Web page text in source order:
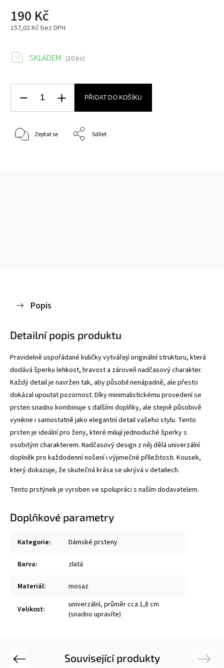
190 Kč
157,02 Kč bez DPH
SKLADEM (10 ks)
PŘIDAT DO KOŠÍKU
Zeptat se Sdílet
Popis
Detailní popis produktu
Pravidelně uspořádané kuličky vytvářejí originální strukturu, která
dodává šperku lehkost, hravost a zároveň nadčasový charakter.
Každý detail je navržen tak, aby působil nenápadně, ale přesto
dokázal upoutat pozornost. Díky minimalistickému provedení se
prsten snadno kombinuje s dalšími doplňky, ale stejně působivě
vynikne i samostatně jako elegantní detail vašeho stylu. Tento
prsten je ideální pro ženy, které milují jednoduché šperky s
osobitým charakterem. Nadčasový design z něj dělá univerzální
doplněk pro každodenní nošení i výjimečné příležitosti. Kousek,
který dokazuje, že skutečná krása se ukrývá v detailech.
Tento prstýnek je vyroben ve spolupráci s naším dodavatelem.
Doplňkové parametry
Kategorie: Dámské prsteny
Barva: zlatá
Materiál: mosaz
Velikost:
univerzální, průměr cca 1,8 cm
(snadno upravíte)
Související produkty
Previous Next